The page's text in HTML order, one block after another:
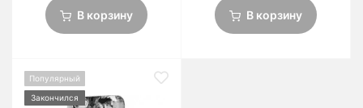
В корзину В корзину
Популярный
Закончился